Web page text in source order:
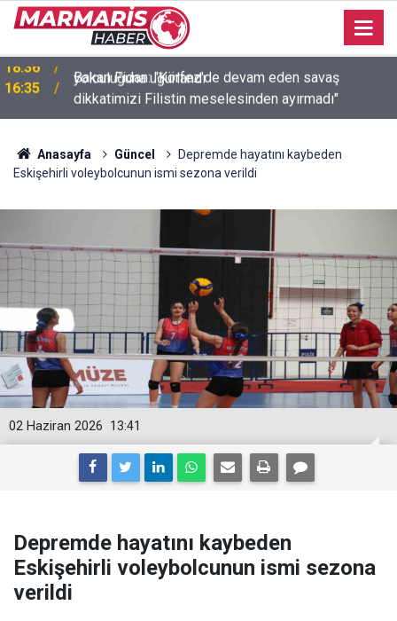
16:35
Bakan Fidan: "Körfez'de devam eden savaş
dikkatimizi Filistin meselesinden ayırmadı"
Anasayfa Güncel
Depremde hayatını kaybeden
Eskişehirli voleybolcunun ismi sezona verildi
13:41
02 Haziran 2026
Depremde hayatını kaybeden
Eskişehirli voleybolcunun ismi sezona
verildi